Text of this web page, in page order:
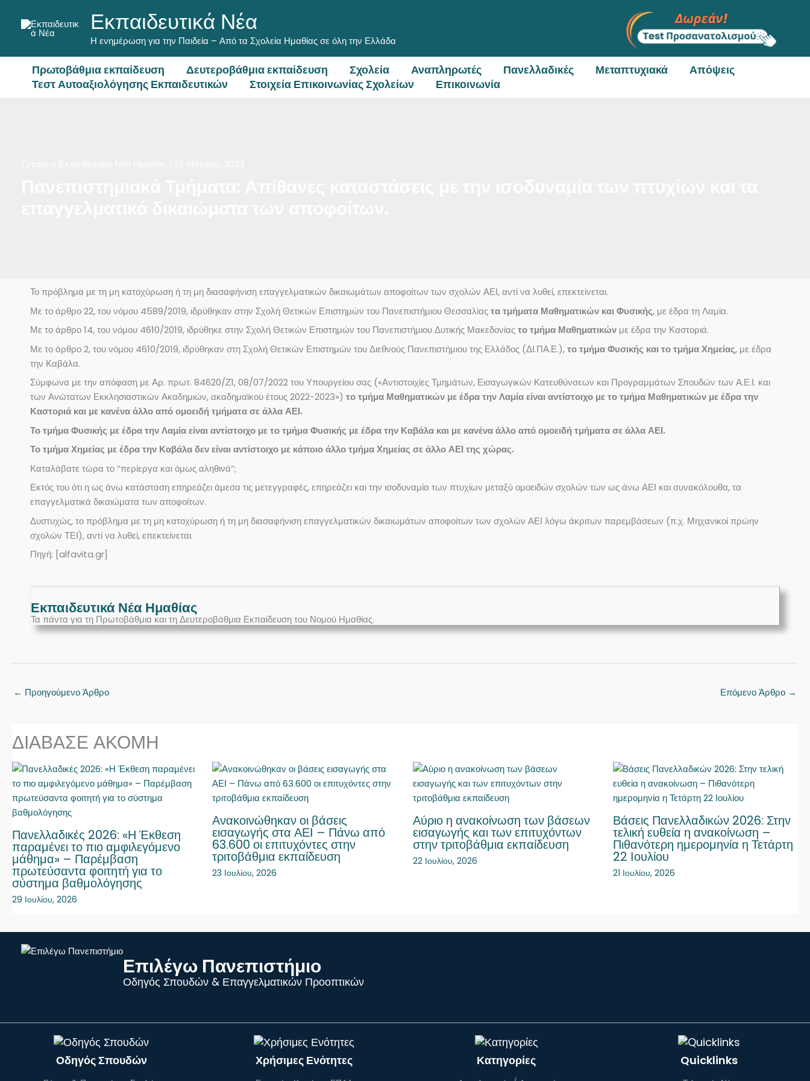
περιεχόμενο
Εκπαιδευτικά Νέα
Η ενημέρωση για την Παιδεία – Από τα Σχολεία Ημαθίας σε όλη την Ελλάδα
Πρωτοβάθμια εκπαίδευση Δευτεροβάθμια εκπαίδευση Σχολεία Αναπληρωτές Πανελλαδικές Μεταπτυχιακά
Απόψεις
Τεστ Αυτοαξιολόγησης Εκπαιδευτικών
Στοιχεία Επικοινωνίας Σχολείων Επικοινωνία
Το πρόβλημα με τη μη κατοχύρωση ή τη μη διασαφήνιση επαγγελματικών δικαιωμάτων αποφοίτων των σχολών ΑΕΙ, αντί να λυθεί, επεκτείνεται.
Με το άρθρο 22, του νόμου 4589/2019, ιδρύθηκαν στην Σχολή Θετικών Επιστημών του Πανεπιστήμιου Θεσσαλίαςτα τμήματα Μαθηματικών και Φυσικής, με έδρα τη Λαμία.
Με το άρθρο 14, του νόμου 4610/2019, ιδρύθηκε στην Σχολή Θετικών Επιστημών του Πανεπιστήμιου Δυτικής Μακεδονίαςτο τμήμα Μαθηματικών με έδρα την Καστοριά.
Με το άρθρο 2, του νόμου 4610/2019, ιδρύθηκαν στη Σχολή Θετικών Επιστημών του Διεθνούς Πανεπιστήμιου της Ελλάδος (ΔΙ.ΠΑ.Ε.),το τμήμα Φυσικής και το τμήμα Χημείας, με έδρα
την Καβάλα.
Σύμφωνα με την απόφαση με Αρ. πρωτ. 84620/Ζ1, 08/07/2022 του Υπουργείου σας («Αντιστοιχίες Τμημάτων, Εισαγωγικών Κατευθύνσεων και Προγραμμάτων Σπουδών των Α.Ε.Ι. και
των Ανώτατων Εκκλησιαστικών Ακαδημιών, ακαδημαϊκού έτους 2022-2023») το τμήμα Μαθηματικών με έδρα την Λαμία είναι αντίστοιχο με το τμήμα Μαθηματικών με έδρα την
Καστοριά και με κανένα άλλο από ομοειδή τμήματα σε άλλα ΑΕΙ.
Το τμήμα Φυσικής με έδρα την Λαμία είναι αντίστοιχο με το τμήμα Φυσικής με έδρα την Καβάλα και με κανένα άλλο από ομοειδή τμήματα σε άλλα ΑΕΙ.
Το τμήμα Χημείας με έδρα την Καβάλα δεν είναι αντίστοιχο με κάποιο άλλο τμήμα Χημείας σε άλλο ΑΕΙ της χώρας.
Καταλάβατε τώρα το “περίεργα και όμως αληθινά”;
Εκτός του ότι η ως άνω κατάσταση επηρεάζει άμεσα τις μετεγγραφές, επηρεάζει και την ισοδυναμία των πτυχίων μεταξύ ομοειδών σχολών των ως άνω ΑΕΙ και συνακόλουθα, τα
επαγγελματικά δικαιώματα των αποφοίτων.
Δυστυχώς, το πρόβλημα με τη μη κατοχύρωση ή τη μη διασαφήνιση επαγγελματικών δικαιωμάτων αποφοίτων των σχολών ΑΕΙ λόγω άκριτων παρεμβάσεων (π.χ. Μηχανικοί πρώην
σχολών ΤΕΙ), αντί να λυθεί, επεκτείνεται.
Πηγή: [alfavita.gr]
Εκπαιδευτικά Νέα Ημαθίας
Τα πάντα για τη Πρωτοβάθμια και τη Δευτεροβάθμια Εκπαίδευση του Νομού Ημαθίας.
← Προηγούμενο Άρθρο Επόμενο Άρθρο →
ΔΙΑΒΑΣΕ ΑΚΟΜΗ
Πανελλαδικές 2026: «Η Έκθεση
παραμένει το πιο αμφιλεγόμενο
μάθημα» – Παρέμβαση
πρωτεύσαντα φοιτητή για το
σύστημα βαθμολόγησης
29 Ιουλίου, 2026
Ανακοινώθηκαν οι βάσεις
εισαγωγής στα ΑΕΙ – Πάνω από
63.600 οι επιτυχόντες στην
τριτοβάθμια εκπαίδευση
23 Ιουλίου, 2026
Αύριο η ανακοίνωση των βάσεων
εισαγωγής και των επιτυχόντων
στην τριτοβάθμια εκπαίδευση
22 Ιουλίου, 2026
Βάσεις Πανελλαδικών 2026: Στην
τελική ευθεία η ανακοίνωση –
Πιθανότερη ημερομηνία η Τετάρτη
22 Ιουλίου
21 Ιουλίου, 2026
Επιλέγω Πανεπιστήμιο
Οδηγός Σπουδών & Επαγγελματικών Προοπτικών
Οδηγός Σπουδών Χρήσιμες Ενότητες Κατηγορίες Quicklinks